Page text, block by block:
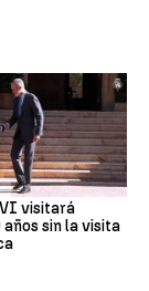
visitará
sin la visita